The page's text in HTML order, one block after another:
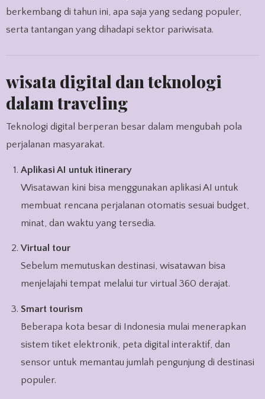
berkembang di tahun ini, apa saja yang sedang populer,
serta tantangan yang dihadapi sektor pariwisata.
wisata digital dan teknologi
dalam traveling
Teknologi digital berperan besar dalam mengubah pola
perjalanan masyarakat.
Aplikasi AI untuk itinerary
Wisatawan kini bisa menggunakan aplikasi AI untuk
membuat rencana perjalanan otomatis sesuai budget,
minat, dan waktu yang tersedia.
Virtual tour
Sebelum memutuskan destinasi, wisatawan bisa
menjelajahi tempat melalui tur virtual 360 derajat.
Smart tourism
Beberapa kota besar di Indonesia mulai menerapkan
sistem tiket elektronik, peta digital interaktif, dan
sensor untuk memantau jumlah pengunjung di destinasi
populer.